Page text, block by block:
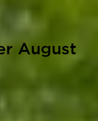
August